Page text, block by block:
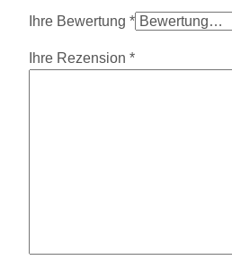
Ihre Bewertung *
Ihre Rezension *